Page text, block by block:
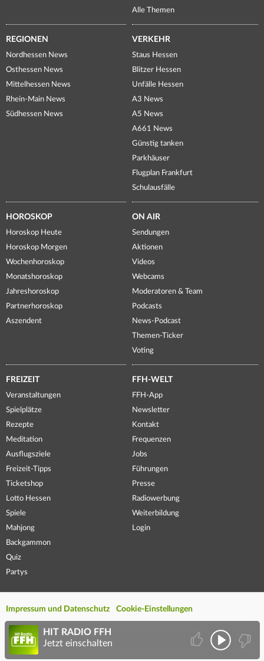
Alle Themen
REGIONEN
Nordhessen News
Osthessen News
Mittelhessen News
Rhein-Main News
Südhessen News
VERKEHR
Staus Hessen
Blitzer Hessen
Unfälle Hessen
A3 News
A5 News
A661 News
Günstig tanken
Parkhäuser
Flugplan Frankfurt
Schulausfälle
HOROSKOP
Horoskop Heute
Horoskop Morgen
Wochenhoroskop
Monatshoroskop
Jahreshoroskop
Partnerhoroskop
Aszendent
ON AIR
Sendungen
Aktionen
Videos
Webcams
Moderatoren & Team
Podcasts
News-Podcast
Themen-Ticker
Voting
FREIZEIT
Veranstaltungen
Spielplätze
Rezepte
Meditation
Ausflugsziele
Freizeit-Tipps
Ticketshop
Lotto Hessen
Spiele
Mahjong
Backgammon
Quiz
Partys
FFH-WELT
FFH-App
Newsletter
Kontakt
Frequenzen
Jobs
Führungen
Presse
Radiowerbung
Weiterbildung
Login
Impressum und Datenschutz Cookie-Einstellungen
HIT RADIO FFH
Jetzt einschalten